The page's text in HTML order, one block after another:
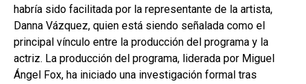
habría sido facilitada por la representante de la artista,
Danna Vázquez, quien está siendo señalada como el
principal vínculo entre la producción del programa y la
actriz. La producción del programa, liderada por Miguel
Ángel Fox, ha iniciado una investigación formal tras